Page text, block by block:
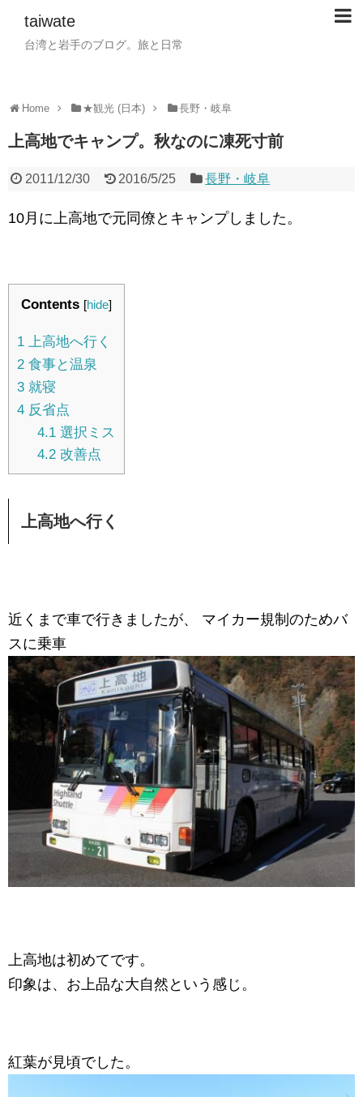
taiwate
台湾と岩手のブログ。旅と日常
Home ★観光 (日本) 長野・岐阜
上高地でキャンプ。秋なのに凍死寸前
2011/12/30 2016/5/25 長野・岐阜
10月に上高地で元同僚とキャンプしました。
Contents [hide]
1 上高地へ行く
2 食事と温泉
3 就寝
4 反省点
4.1 選択ミス
4.2 改善点
上高地へ行く
近くまで車で行きましたが、 マイカー規制のためバ
スに乗車
上高地は初めてです。
印象は、お上品な大自然という感じ。
紅葉が見頃でした。